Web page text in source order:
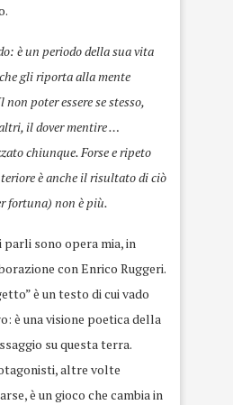
è un periodo della sua vita
gli riporta alla mente
poter essere se stesso,
il dover mentire …
chiunque. Forse e ripeto
è anche il risultato di ciò
fortuna) non è più.
sono opera mia, in
con Enrico Ruggeri.
è un testo di cui vado
è una visione poetica della
su questa terra.
altre volte
è un gioco che cambia in